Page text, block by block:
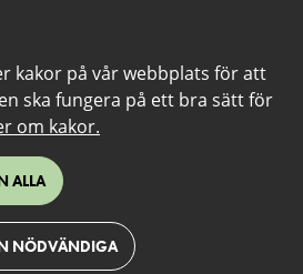
kakor på vår webbplats för att
ska fungera på ett bra sätt för
om kakor.
ALLA
NÖDVÄNDIGA